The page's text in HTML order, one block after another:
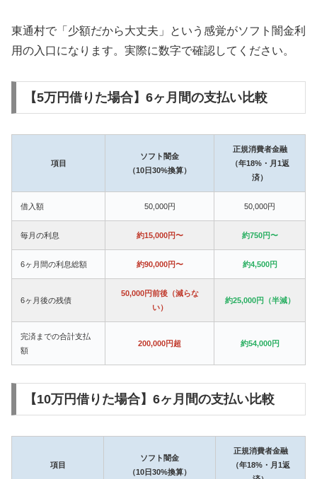
東通村で「少額だから大丈夫」という感覚がソフト闇金利
用の入口になります。実際に数字で確認してください。
【5万円借りた場合】6ヶ月間の支払い比較
項目
ソフト闇金
（10日30%換算）
正規消費者金融
（年18%・月1返
済）
借入額 50,000円 50,000円
毎月の利息 約15,000円〜 約750円〜
6ヶ月間の利息総額 約90,000円〜 約4,500円
6ヶ月後の残債
50,000円前後（減らな
い）
約25,000円（半減）
完済までの合計支払
額
200,000円超 約54,000円
【10万円借りた場合】6ヶ月間の支払い比較
項目
ソフト闇金
（10日30%換算）
正規消費者金融
（年18%・月1返